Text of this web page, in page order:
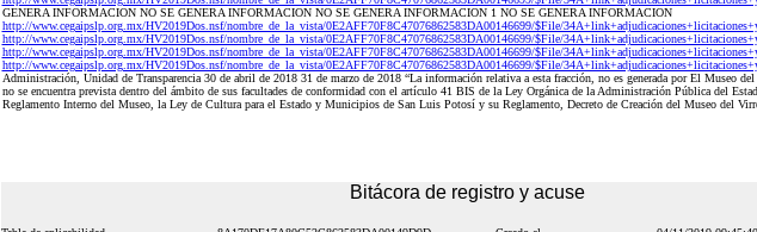
GENERA INFORMACION NO SE GENERA INFORMACION NO SE GENERA INFORMACION 1 NO SE GENERA INFORMACION
http://www.cegaipslp.org.mx/HV2019Dos.nsf/nombre_de_la_vista/0E2AFF70F8C47076862583DA00146699/$File/
http://www.cegaipslp.org.mx/HV2019Dos.nsf/nombre_de_la_vista/0E2AFF70F8C47076862583DA00146699/$File/
http://www.cegaipslp.org.mx/HV2019Dos.nsf/nombre_de_la_vista/0E2AFF70F8C47076862583DA00146699/$File/
http://www.cegaipslp.org.mx/HV2019Dos.nsf/nombre_de_la_vista/0E2AFF70F8C47076862583DA00146699/$File/
Administración, Unidad de Transparencia 30 de abril de 2018 31 de marzo de 2018 “La información relativa a esta fracción, no es generada por El Museo
no se encuentra prevista dentro del ámbito de sus facultades de conformidad con el artículo 41 BIS de la Ley Orgánica de la Administración Pública del
Reglamento Interno del Museo, la Ley de Cultura para el Estado y Municipios de San Luis Potosí y su Reglamento, Decreto de Creación del Museo del
Bitácora de registro y acuse